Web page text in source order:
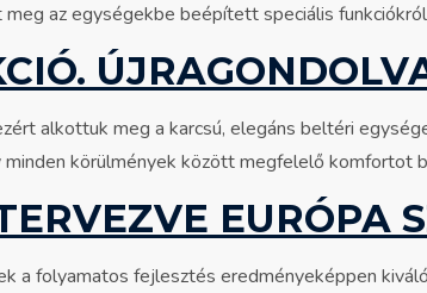
az egységekbe beépített speciális
alkottuk meg a karcsú, elegáns beltéri
minden körülmények között megfelelő komfortot
EURÓPA
a folyamatos fejlesztés eredményeképpen